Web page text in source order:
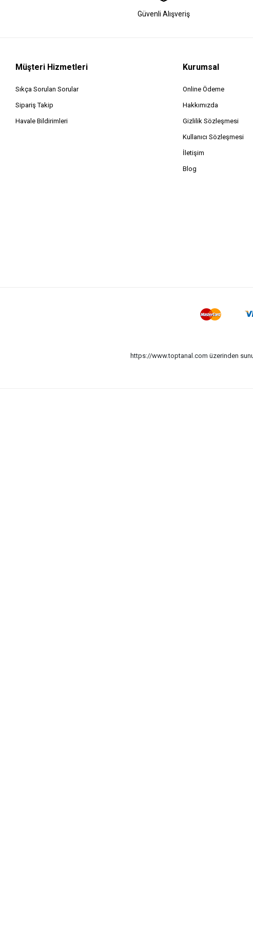
Güvenli Alışveriş
Müşteri Hizmetleri
Sıkça Sorulan Sorular
Sipariş Takip
Havale Bildirimleri
Kurumsal
Online Ödeme
Hakkımızda
Gizlilik Sözleşmesi
Kullanıcı Sözleşmesi
İletişim
Blog
https://www.toptanal.com üzerinden